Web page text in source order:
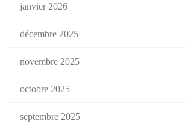
janvier 2026
décembre 2025
novembre 2025
octobre 2025
septembre 2025